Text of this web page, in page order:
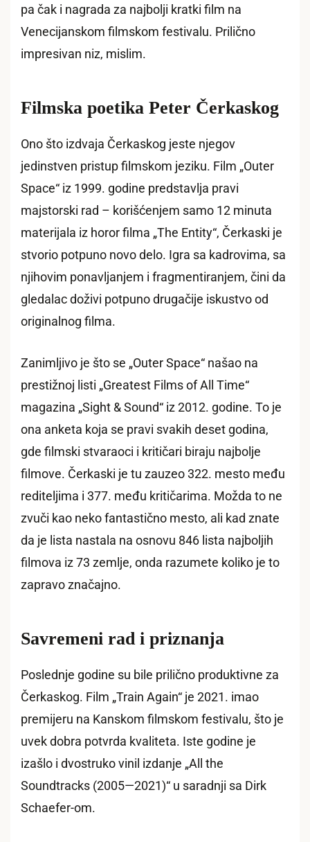
pa čak i nagrada za najbolji kratki film na
Venecijanskom filmskom festivalu. Prilično
impresivan niz, mislim.
Filmska poetika Peter Čerkaskog
Ono što izdvaja Čerkaskog jeste njegov
jedinstven pristup filmskom jeziku. Film „Outer
Space“ iz 1999. godine predstavlja pravi
majstorski rad – korišćenjem samo 12 minuta
materijala iz horor filma „The Entity“, Čerkaski je
stvorio potpuno novo delo. Igra sa kadrovima, sa
njihovim ponavljanjem i fragmentiranjem, čini da
gledalac doživi potpuno drugačije iskustvo od
originalnog filma.
Zanimljivo je što se „Outer Space“ našao na
prestižnoj listi „Greatest Films of All Time“
magazina „Sight & Sound“ iz 2012. godine. To je
ona anketa koja se pravi svakih deset godina,
gde filmski stvaraoci i kritičari biraju najbolje
filmove. Čerkaski je tu zauzeo 322. mesto među
rediteljima i 377. među kritičarima. Možda to ne
zvuči kao neko fantastično mesto, ali kad znate
da je lista nastala na osnovu 846 lista najboljih
filmova iz 73 zemlje, onda razumete koliko je to
zapravo značajno.
Savremeni rad i priznanja
Poslednje godine su bile prilično produktivne za
Čerkaskog. Film „Train Again“ je 2021. imao
premijeru na Kanskom filmskom festivalu, što je
uvek dobra potvrda kvaliteta. Iste godine je
izašlo i dvostruko vinil izdanje „All the
Soundtracks (2005—2021)“ u saradnji sa Dirk
Schaefer-om.